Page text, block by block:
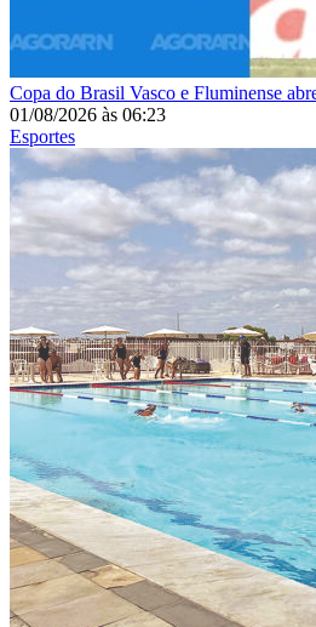
Copa do Brasil Vasco e Fluminense
01/08/2026 às 06:23
Esportes